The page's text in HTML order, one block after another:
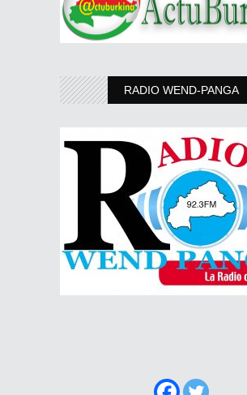
RADIO WEND-PANGA